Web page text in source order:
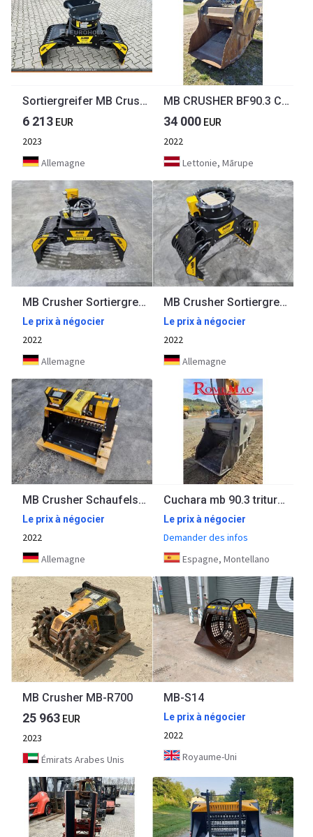
Sortiergreifer MB Crusher MB-G450 MS03 3,5-5,5 t Sortiergreifer MB Crusher MB-G450 MS03 3,5-5,5 t
6 213 EUR
2023
Allemagne
MB CRUSHER BF90.3 Crusher bucket with magnet
34 000 EUR
2022
Lettonie, Mārupe
MB Crusher Sortiergreifer MB-G350 Anbauklasse 1,3 - 2,6 t
Le prix à négocier
2022
Allemagne
MB Crusher Sortiergreifer MB-G450 Anbauklasse 3,0 - 6,0 t
Le prix à négocier
2022
Allemagne
MB Crusher Schaufelseparator Separator MB-HDS 207 / 1,3 - 2,8 t
Le prix à négocier
2022
Allemagne
Cuchara mb 90.3 triturador machacadora
Le prix à négocier
Demander des infos
Espagne, Montellano
MB Crusher MB-R700
25 963 EUR
2023
Émirats Arabes Unis
MB-S14
Le prix à négocier
2022
Royaume-Uni